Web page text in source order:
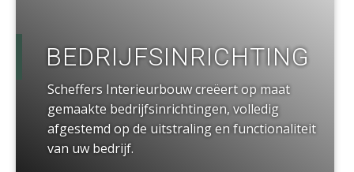
BEDRIJFSINRICHTING
Scheffers Interieurbouw creëert op maat
gemaakte bedrijfsinrichtingen, volledig
afgestemd op de uitstraling en functionaliteit
van uw bedrijf.